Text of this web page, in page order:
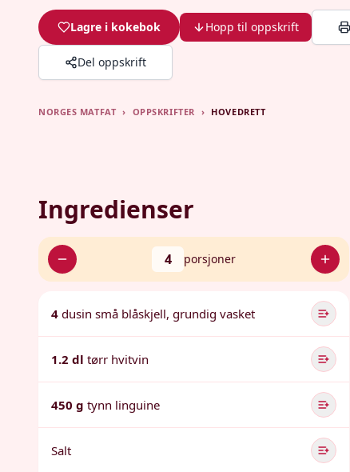
Lagre i kokebok Hopp til oppskrift
Del oppskrift
NORGES MATFAT › OPPSKRIFTER › HOVEDRETT
Ingredienser
4 porsjoner
4 dusin små blåskjell, grundig vasket
1.2 dl tørr hvitvin
450 g tynn linguine
Salt